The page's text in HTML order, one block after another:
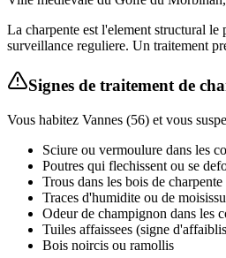
La charpente est l'element structural
surveillance reguliere. Un traitement
Signes de traitement de
Vous habitez Vannes (56) et vous
Sciure ou vermoulure dans les
Poutres qui flechissent ou se
Trous dans les bois de charpente
Traces d'humidite ou de
Odeur de champignon dans les
Tuiles affaissees (signe
Bois noircis ou ramollis